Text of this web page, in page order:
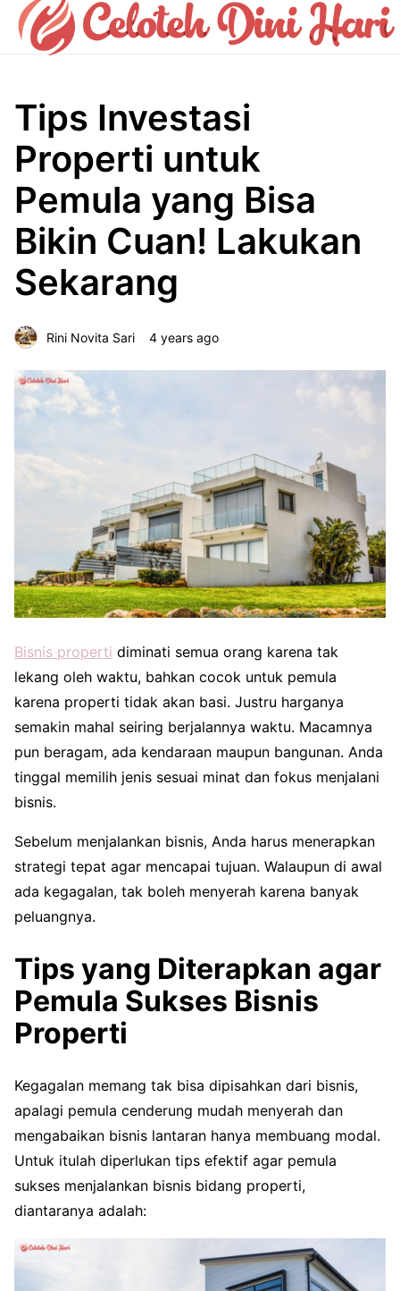
Tips Investasi
Properti untuk
Pemula yang Bisa
Bikin Cuan! Lakukan
Sekarang
Rini Novita Sari 4 years ago
Bisnis properti diminati semua orang karena tak
lekang oleh waktu, bahkan cocok untuk pemula
karena properti tidak akan basi. Justru harganya
semakin mahal seiring berjalannya waktu. Macamnya
pun beragam, ada kendaraan maupun bangunan. Anda
tinggal memilih jenis sesuai minat dan fokus menjalani
bisnis.
Sebelum menjalankan bisnis, Anda harus menerapkan
strategi tepat agar mencapai tujuan. Walaupun di awal
ada kegagalan, tak boleh menyerah karena banyak
peluangnya.
Tips yang Diterapkan agar
Pemula Sukses Bisnis
Properti
Kegagalan memang tak bisa dipisahkan dari bisnis,
apalagi pemula cenderung mudah menyerah dan
mengabaikan bisnis lantaran hanya membuang modal.
Untuk itulah diperlukan tips efektif agar pemula
sukses menjalankan bisnis bidang properti,
diantaranya adalah: